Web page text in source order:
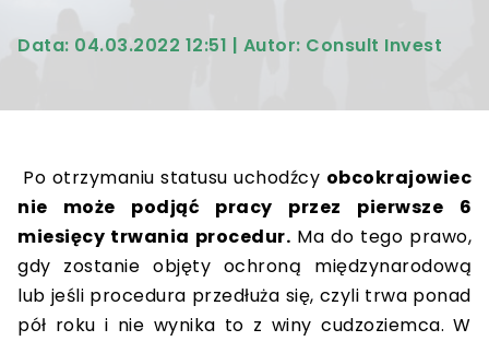
Data: 04.03.2022 12:51 | Autor: Consult Invest
Po otrzymaniu statusu uchodźcy obcokrajowiec
nie może podjąć pracy przez pierwsze 6
miesięcy trwania procedur. Ma do tego prawo,
gdy zostanie objęty ochroną międzynarodową
lub jeśli procedura przedłuża się, czyli trwa ponad
pół roku i nie wynika to z winy cudzoziemca. W